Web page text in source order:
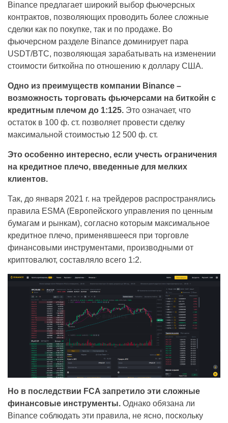
Binance предлагает широкий выбор фьючерсных
контрактов, позволяющих проводить более сложные
сделки как по покупке, так и по продаже. Во
фьючерсном разделе Binance доминирует пара
USDT/BTC, позволяющая зарабатывать на изменении
стоимости биткойна по отношению к доллару США.
Одно из преимуществ компании Binance –
возможность торговать фьючерсами на биткойн с
кредитным плечом до 1:125. Это означает, что
остаток в 100 ф. ст. позволяет провести сделку
максимальной стоимостью 12 500 ф. ст.
Это особенно интересно, если учесть ограничения
на кредитное плечо, введенные для мелких
клиентов.
Так, до января 2021 г. на трейдеров распространялись
правила ESMA (Европейского управления по ценным
бумагам и рынкам), согласно которым максимальное
кредитное плечо, применявшееся при торговле
финансовыми инструментами, производными от
криптовалют, составляло всего 1:2.
Но в последствии FCA запретило эти сложные
финансовые инструменты. Однако обязана ли
Binance соблюдать эти правила, не ясно, поскольку